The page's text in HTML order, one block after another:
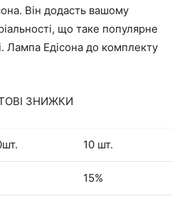
Він додасть вашому
що таке популярне
Лампа Едісона до комплекту
ЗНИЖКИ
10 шт.
15%